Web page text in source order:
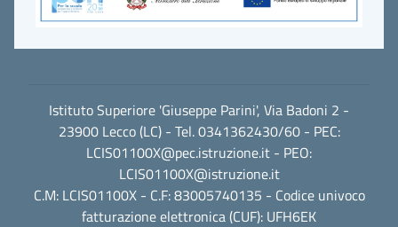
Istituto Superiore 'Giuseppe Parini', Via Badoni 2 -
23900 Lecco (LC) - Tel. 0341362430/60 - PEC:
LCIS01100X@pec.istruzione.it - PEO:
LCIS01100X@istruzione.it
C.M: LCIS01100X - C.F: 83005740135 - Codice univoco
fatturazione elettronica (CUF): UFH6EK